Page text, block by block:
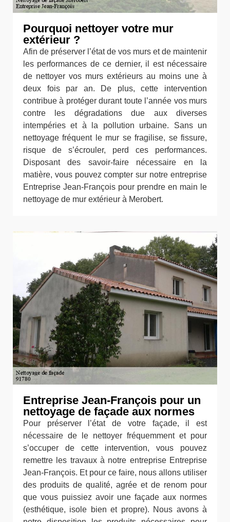
Pourquoi nettoyer votre mur
extérieur ?
Afin de préserver l’état de vos murs et de maintenir
les performances de ce dernier, il est nécessaire
de nettoyer vos murs extérieurs au moins une à
deux fois par an. De plus, cette intervention
contribue à protéger durant toute l’année vos murs
contre les dégradations due aux diverses
intempéries et à la pollution urbaine. Sans un
nettoyage fréquent le mur se fragilise, se fissure,
risque de s’écrouler, perd ces performances.
Disposant des savoir-faire nécessaire en la
matière, vous pouvez compter sur notre entreprise
Entreprise Jean-François pour prendre en main le
nettoyage de mur extérieur à Merobert.
Entreprise Jean-François pour un
nettoyage de façade aux normes
Pour préserver l’état de votre façade, il est
nécessaire de le nettoyer fréquemment et pour
s’occuper de cette intervention, vous pouvez
remettre les travaux à notre entreprise Entreprise
Jean-François. Et pour ce faire, nous allons utiliser
des produits de qualité, agrée et de renom pour
que vous puissiez avoir une façade aux normes
(esthétique, isole bien et propre). Nous avons à